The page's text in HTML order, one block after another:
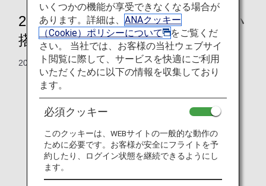
2026年5月から日本国内線の新しい
搭乗がスタート！
2025年5月から予約を開始します。
新しい予約・搭乗について
MORE
いくつかの機能が享受できなくなる場合が
あります。詳細は、 ANAクッキー
（Cookie）ポリシーについて
をご覧くだ
さい。 当社では、お客様の当社ウェブサイ
ト閲覧に際して、サービスを快適にご利用
いただくために以下の情報を収集しており
ます。
必須クッキー
このクッキーは、WEBサイトの一般的な動作の
ために必要です。お客様が安全にフライトを予
約したり、ログイン状態を継続できるようにし
ます。